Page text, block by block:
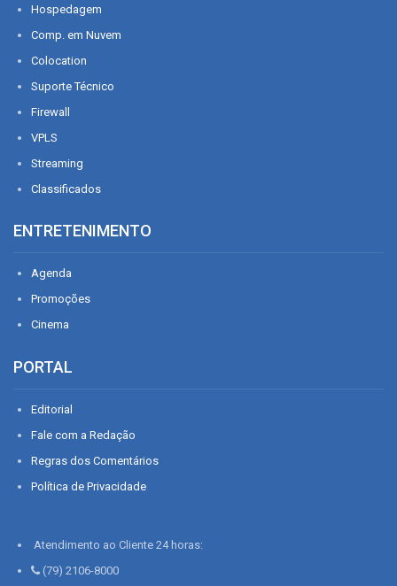
Hospedagem
Comp. em Nuvem
Colocation
Suporte Técnico
Firewall
VPLS
Streaming
Classificados
ENTRETENIMENTO
Agenda
Promoções
Cinema
PORTAL
Editorial
Fale com a Redação
Regras dos Comentários
Política de Privacidade
Atendimento ao Cliente 24 horas:
(79) 2106-8000